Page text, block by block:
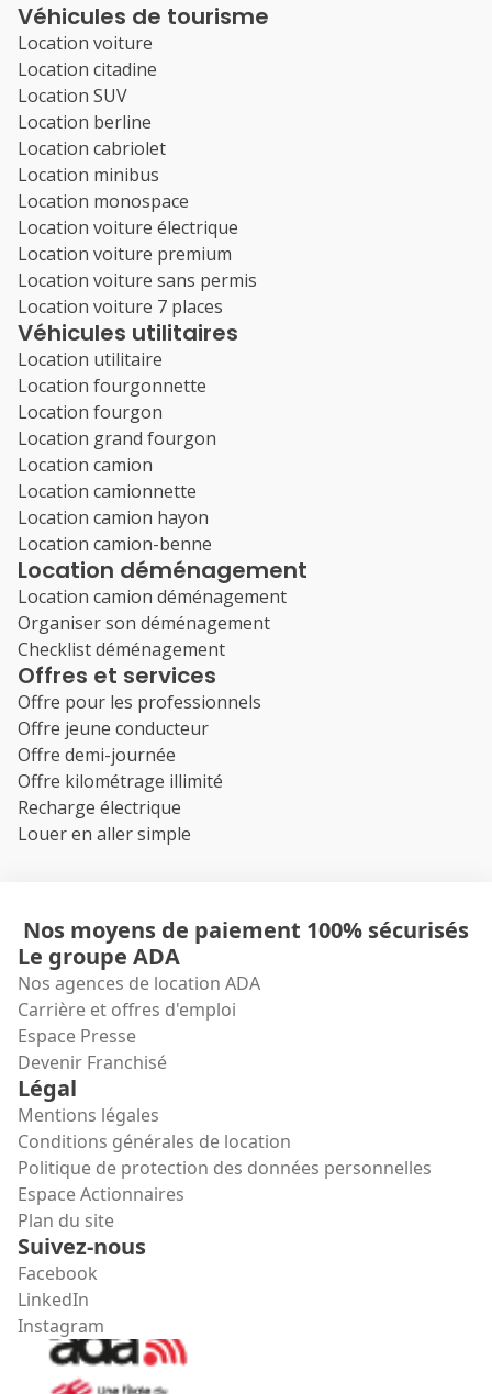
Véhicules de tourisme
Location voiture
Location citadine
Location SUV
Location berline
Location cabriolet
Location minibus
Location monospace
Location voiture électrique
Location voiture premium
Location voiture sans permis
Location voiture 7 places
Véhicules utilitaires
Location utilitaire
Location fourgonnette
Location fourgon
Location grand fourgon
Location camion
Location camionnette
Location camion hayon
Location camion-benne
Location déménagement
Location camion déménagement
Organiser son déménagement
Checklist déménagement
Offres et services
Offre pour les professionnels
Offre jeune conducteur
Offre demi-journée
Offre kilométrage illimité
Recharge électrique
Louer en aller simple
Nos moyens de paiement 100% sécurisés
Le groupe ADA
Nos agences de location ADA
Carrière et offres d'emploi
Espace Presse
Devenir Franchisé
Légal
Mentions légales
Conditions générales de location
Politique de protection des données personnelles
Espace Actionnaires
Plan du site
Suivez-nous
Facebook
LinkedIn
Instagram